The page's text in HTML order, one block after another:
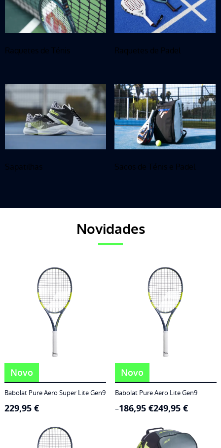
Raquetes de Ténis Raquetes de Padel
Sapatilhas Sacos de Ténis e Padel
Novidades
Novo
Babolat Pure Aero Super Lite Gen9
229,95 €
Novo
Babolat Pure Aero Lite Gen9
186,95 €
– 249,95 €
Price
range:
249,95 €